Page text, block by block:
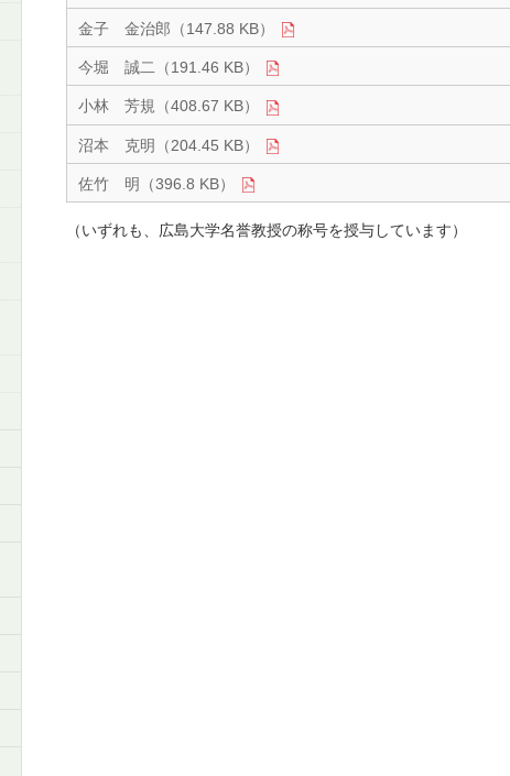
金子 金治郎（147.88 KB）
今堀 誠二（191.46 KB）
小林 芳規（408.67 KB）
沼本 克明（204.45 KB）
佐竹 明（396.8 KB）
（いずれも、広島大学名誉教授の称号を授与しています）